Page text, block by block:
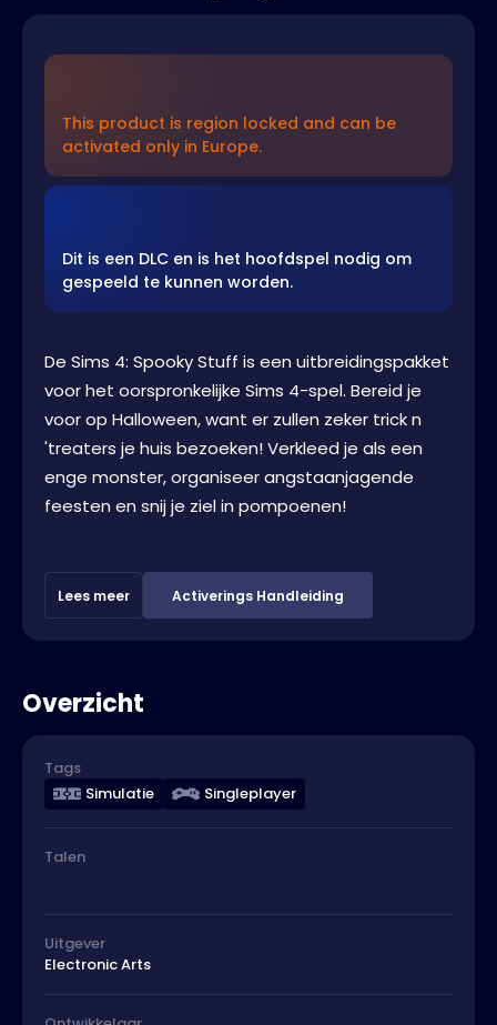
This product is region locked and can be
activated only in Europe.
Dit is een DLC en is het hoofdspel nodig om
gespeeld te kunnen worden.
De Sims 4: Spooky Stuff is een uitbreidingspakket
voor het oorspronkelijke Sims 4-spel. Bereid je
voor op Halloween, want er zullen zeker trick n
'treaters je huis bezoeken! Verkleed je als een
enge monster, organiseer angstaanjagende
feesten en snij je ziel in pompoenen!
Lees meer Activerings Handleiding
Overzicht
Tags
Simulatie
Singleplayer
Talen
Uitgever
Electronic Arts